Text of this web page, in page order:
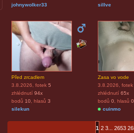
johnywolker33
sillve
Před zrcadlem
3.8.2026 , fotek 5
zhlédnutí 94x
bodů 10, hlasů 3
silekun
Zasa vo vode
3.8.2026 , fotek
zhlédnutí 65x
bodů 0, hlasů 0
cuinmo
1 2 3 2653